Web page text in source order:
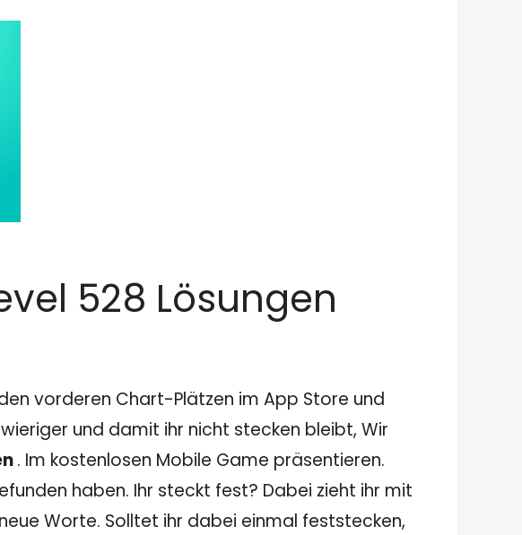
528 Lösungen
vorderen Chart-Plätzen im App Store und
und damit ihr nicht stecken bleibt, Wir
. Im kostenlosen Mobile Game präsentieren.
haben. Ihr steckt fest? Dabei zieht ihr mit
Worte. Solltet ihr dabei einmal feststecken,